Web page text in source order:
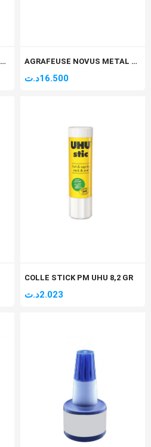
COLLE STICK KORES PM 8,2 GR AGRAFEUSE NOVUS METAL STABIL
16.500د.ت
COLLE STICK PM UHU 8,2 GR
2.023د.ت